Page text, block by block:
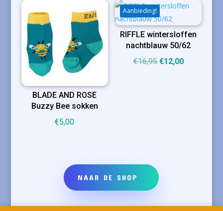
BLADE AND ROSE
Buzzy Bee sokken
€5,00
Aanbieding!
RIFFLE wintersloffen
nachtblauw 50/62
€16,95 Oorspronkelijke
€12,00Huidige
NAAR DE SHOP